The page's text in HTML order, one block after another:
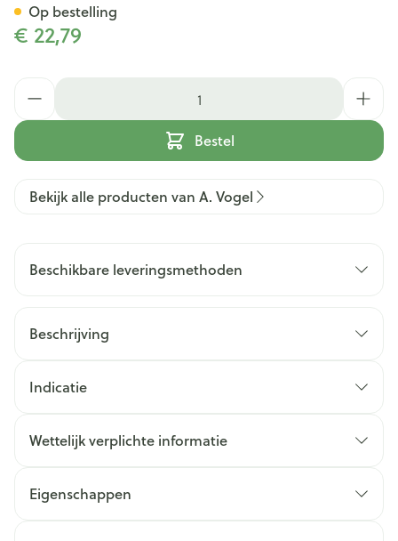
€ 22,79
Bestel
Op bestelling
Bekijk alle producten van A. Vogel
Beschikbare leveringsmethoden
Beschrijving
Indicatie
Wettelijk verplichte informatie
Eigenschappen